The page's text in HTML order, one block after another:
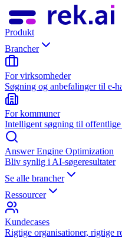
Produkt
Brancher
For virksomheder
Søgning og anbefalinger til e-
For kommuner
Intelligent søgning til offentlige
Answer Engine Optimization
Bliv synlig i AI-søgeresultater
Se alle brancher
Ressourcer
Kundecases
Rigtige organisationer, rigtige